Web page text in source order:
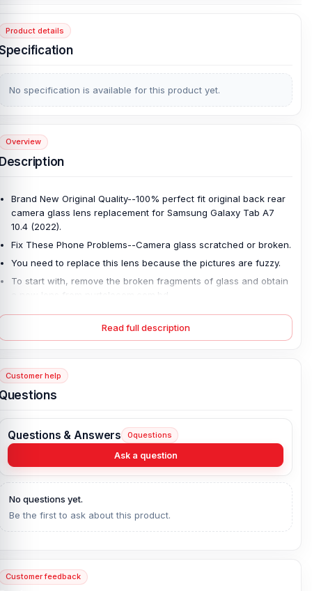
Product details
No specification is available for this product yet.
Overview
Brand New Original Quality--100% perfect fit original back rear
camera glass lens replacement for Samsung Galaxy Tab A7
10.4 (2022).
Fix These Phone Problems--Camera glass scratched or broken.
You need to replace this lens because the pictures are fuzzy.
To start with, remove the broken fragments of glass and obtain
a new lens from nurtelecom.com.bd.
Clean the area and attach the new lens with double-sided tape
This simple repair requires care as you must avoid touching the
For safety, use eye-protection glasses in order to avoid any
flying glass fragments getting in your eyes.
Read full description
Customer help
Questions & Answers 0questions
Ask a question
No questions yet.
Be the first to ask about this product.
Customer feedback